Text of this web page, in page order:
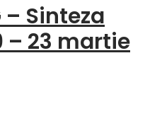
– Sinteza
– 23 martie